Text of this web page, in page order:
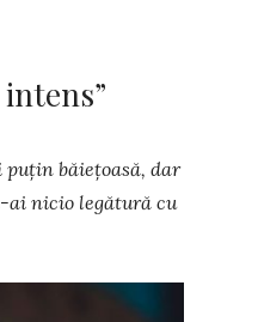
băiețoasă, dar
ai nicio legătură cu